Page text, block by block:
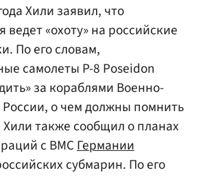
Хили заявил, что
«охоту» на российские
По его словам,
самолеты P-8 Poseidon
за кораблями Военно-
о чем должны помнить
Хили также сообщил о планах
с ВМСГермании
субмарин. По его